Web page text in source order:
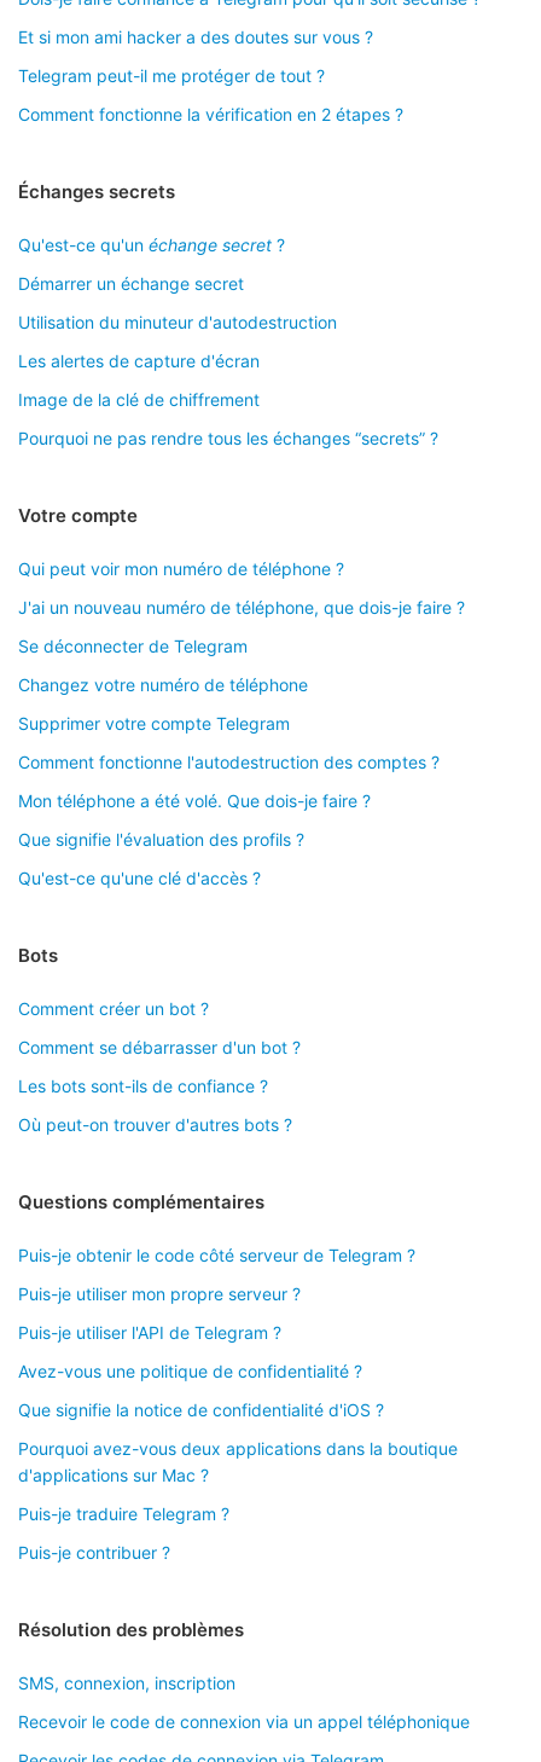
Et si mon ami hacker a des doutes sur vous ?
Telegram peut-il me protéger de tout ?
Comment fonctionne la vérification en 2 étapes ?
Échanges secrets
Qu'est-ce qu'un échange secret ?
Démarrer un échange secret
Utilisation du minuteur d'autodestruction
Les alertes de capture d'écran
Image de la clé de chiffrement
Pourquoi ne pas rendre tous les échanges “secrets” ?
Votre compte
Qui peut voir mon numéro de téléphone ?
J'ai un nouveau numéro de téléphone, que dois-je faire ?
Se déconnecter de Telegram
Changez votre numéro de téléphone
Supprimer votre compte Telegram
Comment fonctionne l'autodestruction des comptes ?
Mon téléphone a été volé. Que dois-je faire ?
Que signifie l'évaluation des profils ?
Qu'est-ce qu'une clé d'accès ?
Bots
Comment créer un bot ?
Comment se débarrasser d'un bot ?
Les bots sont-ils de confiance ?
Où peut-on trouver d'autres bots ?
Questions complémentaires
Puis-je obtenir le code côté serveur de Telegram ?
Puis-je utiliser mon propre serveur ?
Puis-je utiliser l'API de Telegram ?
Avez-vous une politique de confidentialité ?
Que signifie la notice de confidentialité d'iOS ?
Pourquoi avez-vous deux applications dans la boutique
d'applications sur Mac ?
Puis-je traduire Telegram ?
Puis-je contribuer ?
Résolution des problèmes
SMS, connexion, inscription
Recevoir le code de connexion via un appel téléphonique